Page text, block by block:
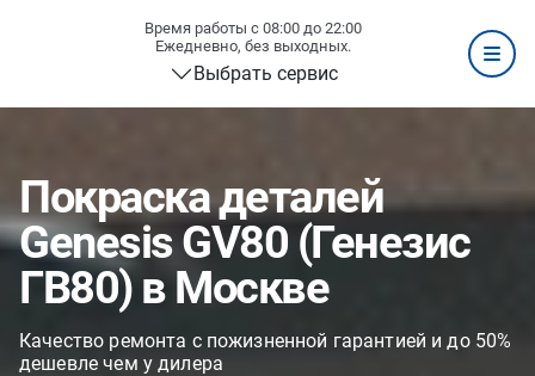
Время работы с 08:00 до 22:00
Ежедневно, без выходных.
Выбрать сервис
Покраска деталей
Genesis GV80 (Генезис
ГВ80) в Москве
Качество ремонта с пожизненной гарантией и до 50%
дешевле чем у дилера